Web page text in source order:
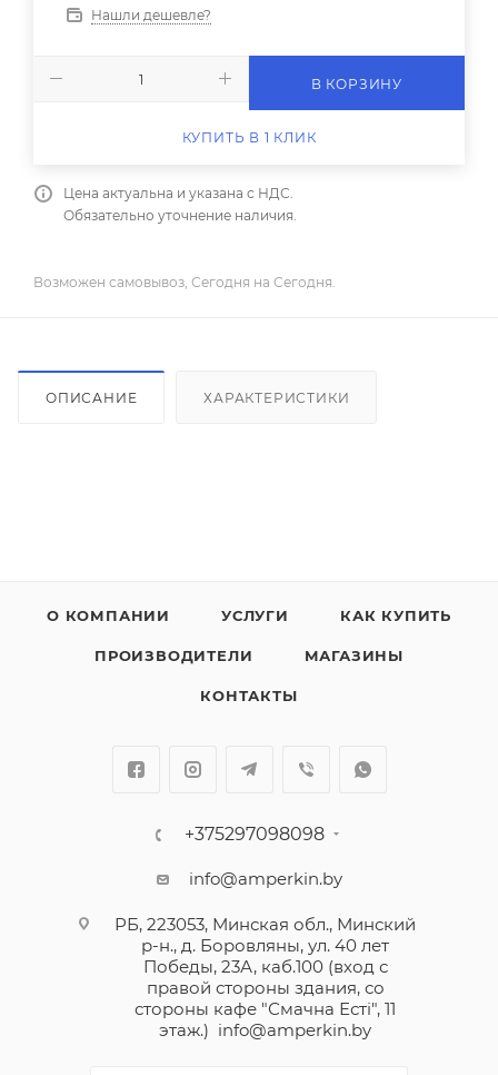
Нашли дешевле?
В КОРЗИНУ
КУПИТЬ В 1 КЛИК
Цена актуальна и указана с НДС.
Обязательно уточнение наличия.
Возможен самовывоз, Сегодня на Сегодня.
ОПИСАНИЕ ХАРАКТЕРИСТИКИ
О КОМПАНИИ УСЛУГИ КАК КУПИТЬ
ПРОИЗВОДИТЕЛИ МАГАЗИНЫ
КОНТАКТЫ
+375297098098
info@amperkin.by
РБ, 223053, Минская обл., Минский
р-н., д. Боровляны, ул. 40 лет
Победы, 23А, каб.100 (вход с
правой стороны здания, со
стороны кафе "Смачна Естi", 11
этаж.) info@amperkin.by